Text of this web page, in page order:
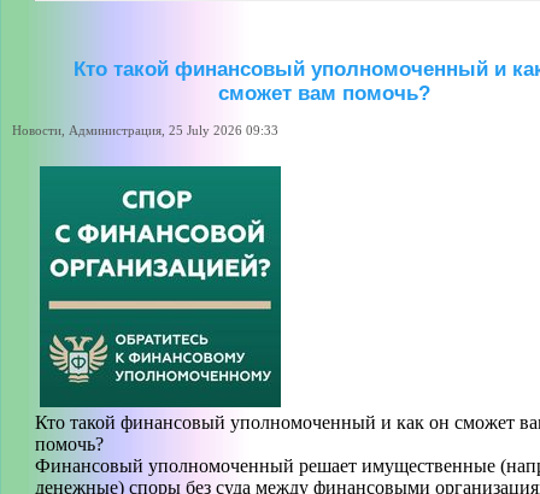
Кто такой финансовый уполномоченный и
сможет вам помочь?
Новости, Администрация, 25 July 2026 09:33
Кто такой финансовый уполномоченный и как он сможет
помочь?
Финансовый уполномоченный решает имущественные
денежные) споры без суда между финансовыми